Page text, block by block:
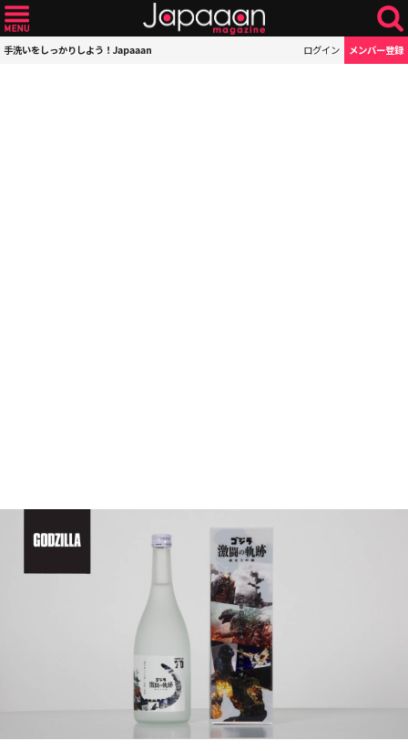
手洗いをしっかりしよう！Japaaan ログイン メンバー登録